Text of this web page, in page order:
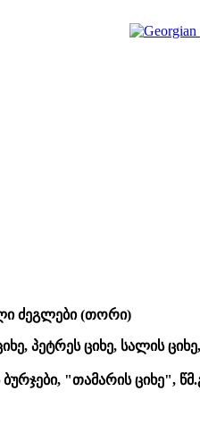
ძეგლები (თორი)
პეტრეს ციხე, სალის ციხე,
"თამარის ციხე",